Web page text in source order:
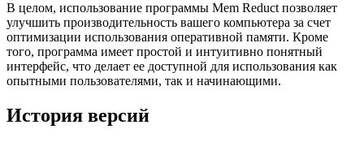
В целом, использование программы Mem Reduct позволяет
улучшить производительность вашего компьютера за счет
оптимизации использования оперативной памяти. Кроме
того, программа имеет простой и интуитивно понятный
интерфейс, что делает ее доступной для использования как
опытными пользователями, так и начинающими.
История версий